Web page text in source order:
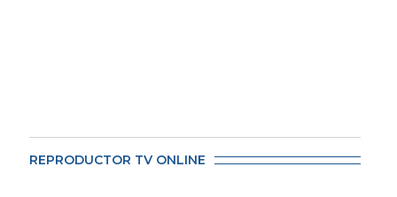
REPRODUCTOR TV ONLINE